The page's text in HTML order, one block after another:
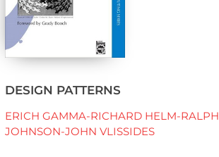
DESIGN PATTERNS
ERICH GAMMA-RICHARD HELM-RALPH
JOHNSON-JOHN VLISSIDES